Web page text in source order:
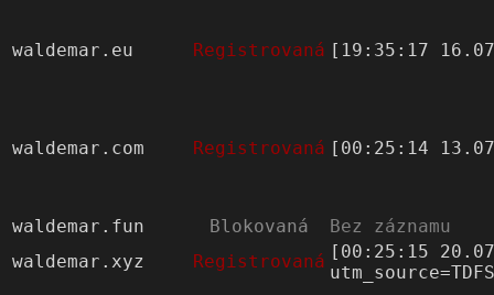
waldemar.eu Registrovaná [19:35:17
waldemar.com Registrovaná [00:25:14
waldemar.fun Blokovaná
Bez záznamu
waldemar.xyz
Registrovaná [00:25:15